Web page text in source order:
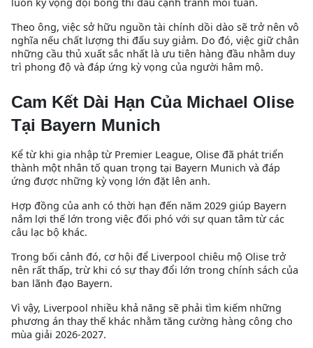
luôn kỳ vọng đội bóng thi đấu cạnh tranh mỗi tuần.
Theo ông, việc sở hữu nguồn tài chính dồi dào sẽ trở nên vô
nghĩa nếu chất lượng thi đấu suy giảm. Do đó, việc giữ chân
những cầu thủ xuất sắc nhất là ưu tiên hàng đầu nhằm duy
trì phong độ và đáp ứng kỳ vọng của người hâm mộ.
Cam Kết Dài Hạn Của Michael Olise
Tại Bayern Munich
Kể từ khi gia nhập từ Premier League, Olise đã phát triển
thành một nhân tố quan trọng tại Bayern Munich và đáp
ứng được những kỳ vọng lớn đặt lên anh.
Hợp đồng của anh có thời hạn đến năm 2029 giúp Bayern
nắm lợi thế lớn trong việc đối phó với sự quan tâm từ các
câu lạc bộ khác.
Trong bối cảnh đó, cơ hội để Liverpool chiêu mộ Olise trở
nên rất thấp, trừ khi có sự thay đổi lớn trong chính sách của
ban lãnh đạo Bayern.
Vì vậy, Liverpool nhiều khả năng sẽ phải tìm kiếm những
phương án thay thế khác nhằm tăng cường hàng công cho
mùa giải 2026-2027.